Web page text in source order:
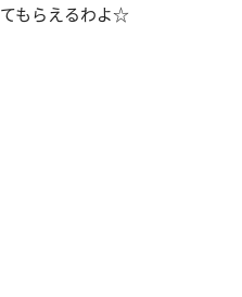
もらえるわよ☆